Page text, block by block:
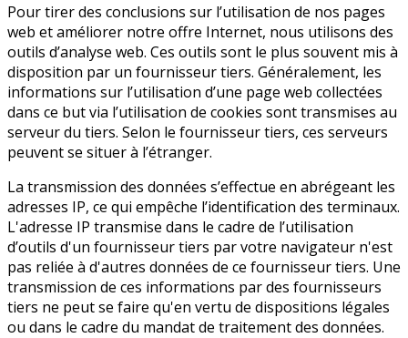
Pour tirer des conclusions sur l’utilisation de nos pages
web et améliorer notre offre Internet, nous utilisons des
outils d’analyse web. Ces outils sont le plus souvent mis à
disposition par un fournisseur tiers. Généralement, les
informations sur l’utilisation d’une page web collectées
dans ce but via l’utilisation de cookies sont transmises au
serveur du tiers. Selon le fournisseur tiers, ces serveurs
peuvent se situer à l’étranger.
La transmission des données s’effectue en abrégeant les
adresses IP, ce qui empêche l’identification des terminaux.
L'adresse IP transmise dans le cadre de l’utilisation
d’outils d'un fournisseur tiers par votre navigateur n'est
pas reliée à d'autres données de ce fournisseur tiers. Une
transmission de ces informations par des fournisseurs
tiers ne peut se faire qu'en vertu de dispositions légales
ou dans le cadre du mandat de traitement des données.